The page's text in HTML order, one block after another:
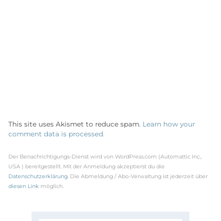
This site uses Akismet to reduce spam. Learn how your
comment data is processed.
Der Benachrichtigungs-Dienst wird von WordPress.com (Automattic Inc.,
USA ) bereitgestellt. Mit der Anmeldung akzeptierst du die
Datenschutzerklärung. Die Abmeldung / Abo-Verwaltung ist jederzeit über
diesen Link möglich.